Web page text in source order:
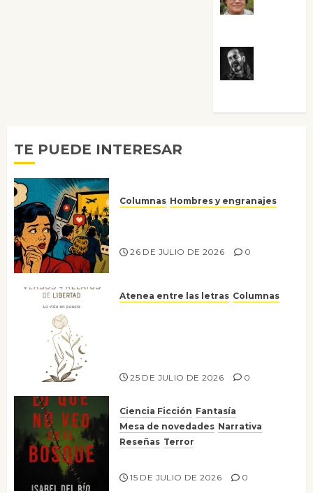
TE PUEDE INTERESAR
Columnas Hombres y engranajes
26 DE JULIO DE 2026 0
Atenea entre las letras Columnas
25 DE JULIO DE 2026 0
Ciencia Ficción Fantasía
Mesa de novedades Narrativa
Reseñas Terror
15 DE JULIO DE 2026 0